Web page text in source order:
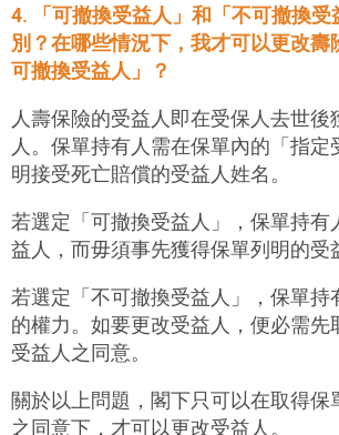
4. 「可撤換受益人」和「不可撤換
別？在哪些情況下，我才可以更改壽
可撤換受益人」？
人壽保險的受益人即在受保人去世後
人。保單持有人需在保單內的「指定
明接受死亡賠償的受益人姓名。
若選定「可撤換受益人」，保單持有
益人，而毋須事先獲得保單列明的受
若選定「不可撤換受益人」，保單持
的權力。如要更改受益人，便必需先
受益人之同意。
關於以上問題，閣下只可以在取得保
之同意下，才可以更改受益人。